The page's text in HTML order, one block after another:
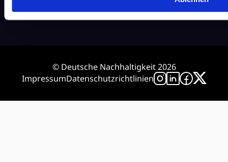
© Deutsche Nachhaltigkeit 2026
ImpressumDatenschutzrichtlinien